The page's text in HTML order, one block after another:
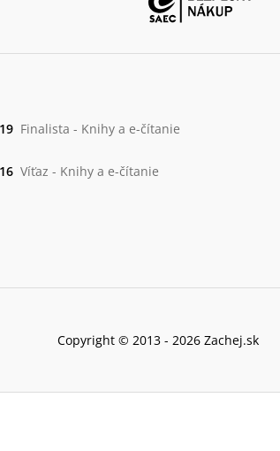
Finalista - Knihy a e-čítanie
Víťaz - Knihy a e-čítanie
Copyright © 2013 - 2026 Zachej.sk